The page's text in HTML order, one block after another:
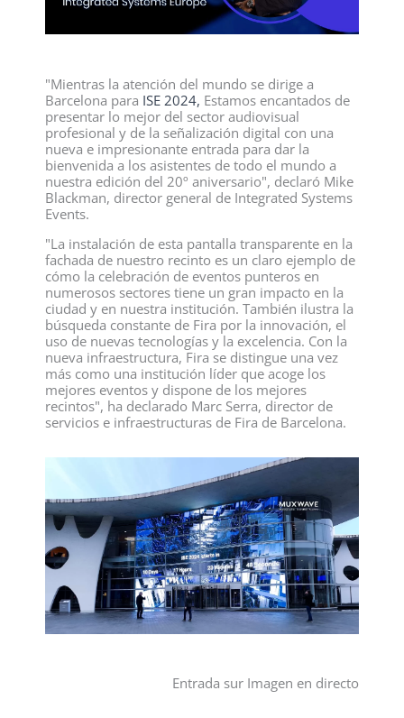
"Mientras la atención del mundo se dirige a
Barcelona para ISE 2024, Estamos encantados de
presentar lo mejor del sector audiovisual
profesional y de la señalización digital con una
nueva e impresionante entrada para dar la
bienvenida a los asistentes de todo el mundo a
nuestra edición del 20º aniversario", declaró Mike
Blackman, director general de Integrated Systems
Events.
"La instalación de esta pantalla transparente en la
fachada de nuestro recinto es un claro ejemplo de
cómo la celebración de eventos punteros en
numerosos sectores tiene un gran impacto en la
ciudad y en nuestra institución. También ilustra la
búsqueda constante de Fira por la innovación, el
uso de nuevas tecnologías y la excelencia. Con la
nueva infraestructura, Fira se distingue una vez
más como una institución líder que acoge los
mejores eventos y dispone de los mejores
recintos", ha declarado Marc Serra, director de
servicios e infraestructuras de Fira de Barcelona.
Entrada sur Imagen en directo